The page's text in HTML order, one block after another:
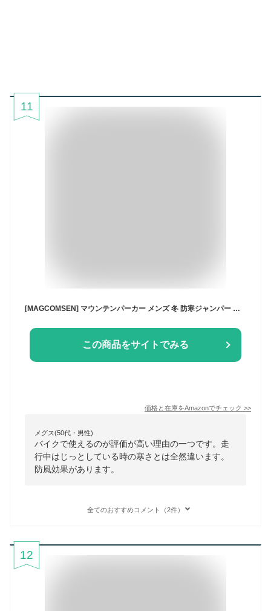
11
[MAGCOMSEN] マウンテンパーカー メンズ 冬 防寒ジャンパー 撥水 バイク スキーウエア アウトドア 登山アウター フード着脱可能 ダークグレー CN 6XL=日本サイズ3XL
この商品をサイトでみる
価格と在庫をAmazonでチェック >>
メグス(50代・男性)
バイクで使えるのが評価が高い理由の一つです。走
行中はじっとしている時の寒さとは全然違います。
防風効果があります。
全てのおすすめコメント（2件）
12